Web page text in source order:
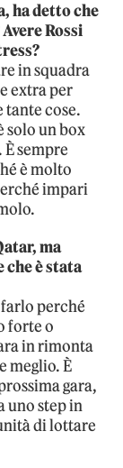
ha detto che
Rossi
in squadra
extra per
cose.
solo un box
È sempre
è molto
impari
ma
che è stata
perché
forte o
in rimonta
meglio. È
gara,
uno step in
di lottare